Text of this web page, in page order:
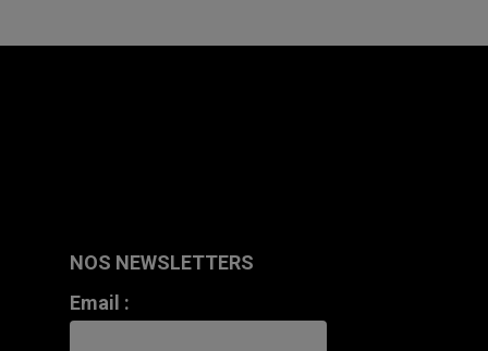
NOS NEWSLETTERS
Email :